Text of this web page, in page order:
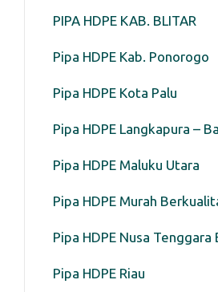
PIPA HDPE KAB. BLITAR
Pipa HDPE Kab. Ponorogo
Pipa HDPE Kota Palu
Pipa HDPE Langkapura –
Pipa HDPE Maluku Utara
Pipa HDPE Murah
Pipa HDPE Nusa Tenggara
Pipa HDPE Riau